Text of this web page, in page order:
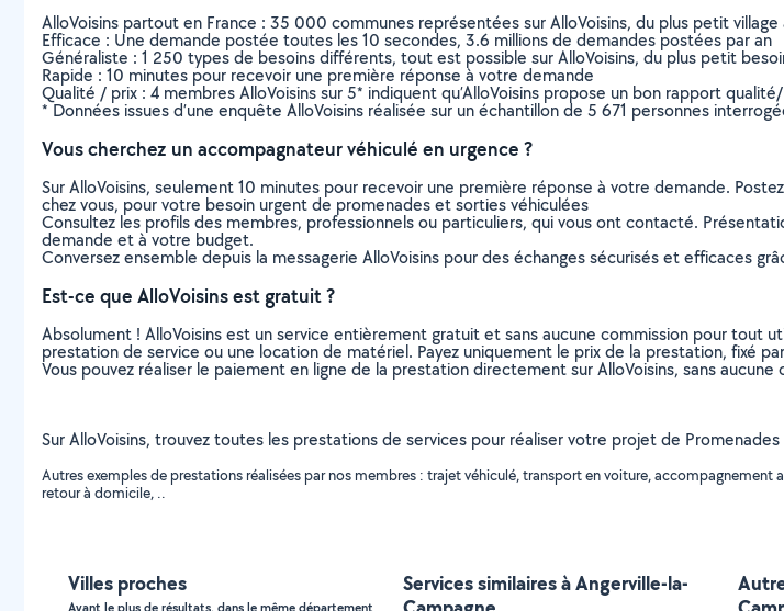
AlloVoisins partout en France : 35 000 communes représentées sur AlloVoisins, du plus petit
Efficace : Une demande postée toutes les 10 secondes, 3.6 millions de demandes postées par an
Généraliste : 1 250 types de besoins différents, tout est possible sur AlloVoisins, du plus petit
Rapide : 10 minutes pour recevoir une première réponse à votre demande
Qualité / prix : 4 membres AlloVoisins sur 5* indiquent qu’AlloVoisins propose un bon rapport
* Données issues d’une enquête AlloVoisins réalisée sur un échantillon de 5 671 personnes
Vous cherchez un accompagnateur véhiculé en urgence ?
Sur AlloVoisins, seulement 10 minutes pour recevoir une première réponse à votre demande.
chez vous, pour votre besoin urgent de promenades et sorties véhiculées
Consultez les profils des membres, professionnels ou particuliers, qui vous ont contacté.
demande et à votre budget.
Conversez ensemble depuis la messagerie AlloVoisins pour des échanges sécurisés et efficaces
Est-ce que AlloVoisins est gratuit ?
Absolument ! AlloVoisins est un service entièrement gratuit et sans aucune commission pour tout
prestation de service ou une location de matériel. Payez uniquement le prix de la prestation, fixé
Vous pouvez réaliser le paiement en ligne de la prestation directement sur AlloVoisins, sans aucune
Sur AlloVoisins, trouvez toutes les prestations de services pour réaliser votre projet de
Autres exemples de prestations réalisées par nos membres : trajet véhiculé, transport en voiture,
retour à domicile, ..
Villes proches
Services similaires à Angerville-la-